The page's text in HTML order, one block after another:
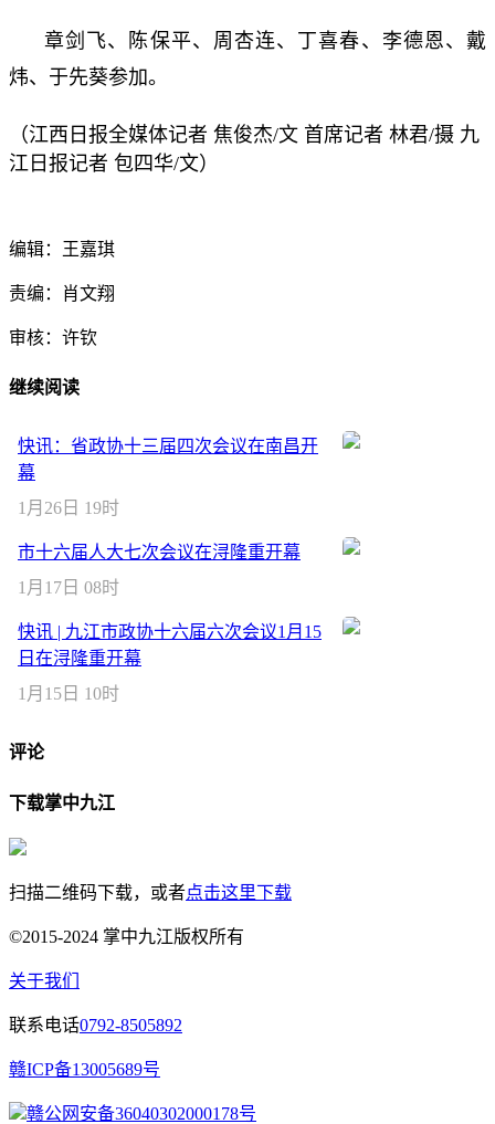
章剑飞、陈保平、周杏连、丁喜春、李德恩、戴
炜、于先葵参加。
（江西日报全媒体记者 焦俊杰/文 首席记者 林君/摄 九
江日报记者 包四华/文）
编辑：王嘉琪
责编：肖文翔
审核：许钦
继续阅读
快讯：省政协十三届四次会议在南昌开
幕
1月26日 19时
市十六届人大七次会议在浔隆重开幕
1月17日 08时
快讯 | 九江市政协十六届六次会议1月15
日在浔隆重开幕
1月15日 10时
评论
下载掌中九江
扫描二维码下载，或者点击这里下载
©2015-2024 掌中九江版权所有
关于我们
联系电话0792-8505892
赣ICP备13005689号
赣公网安备36040302000178号